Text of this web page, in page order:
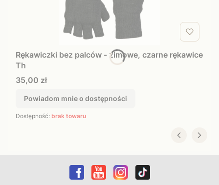
Rękawiczki bez palców - zimowe, czarne rękawice
Th
Cena
35,00 zł
Powiadom mnie o dostępności
Dostępność: brak towaru